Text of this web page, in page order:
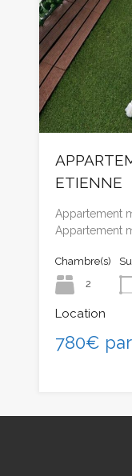
ETIENNE
Appartement
Appartement
Chambre(s)
2
Location
780€